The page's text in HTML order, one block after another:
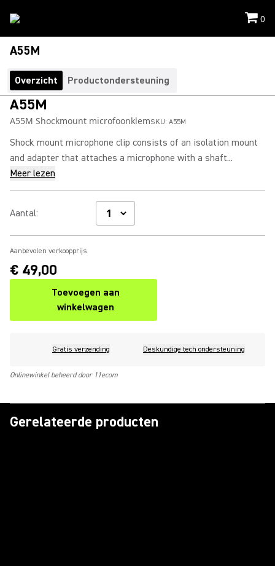
0
A55M
Overzicht Productondersteuning
A55M
A55M Shockmount microfoonklemSKU: A55M
Shock mount microphone clip consists of an isolation mount
and adapter that attaches a microphone with a shaft...
Meer lezen
Aantal:
Aanbevolen verkoopprijs
€ 49,00
Toevoegen aan
winkelwagen
Gratis verzending Deskundige tech ondersteuning
Onlinewinkel beheerd door 11ecom
Gerelateerde producten